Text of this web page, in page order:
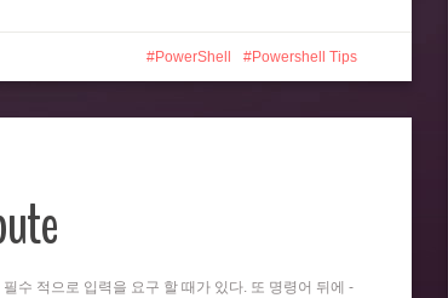
PowerShell Powershell Tips
수 적으로 입력을 요구 할 때가 있다. 또 명령어 뒤에 -